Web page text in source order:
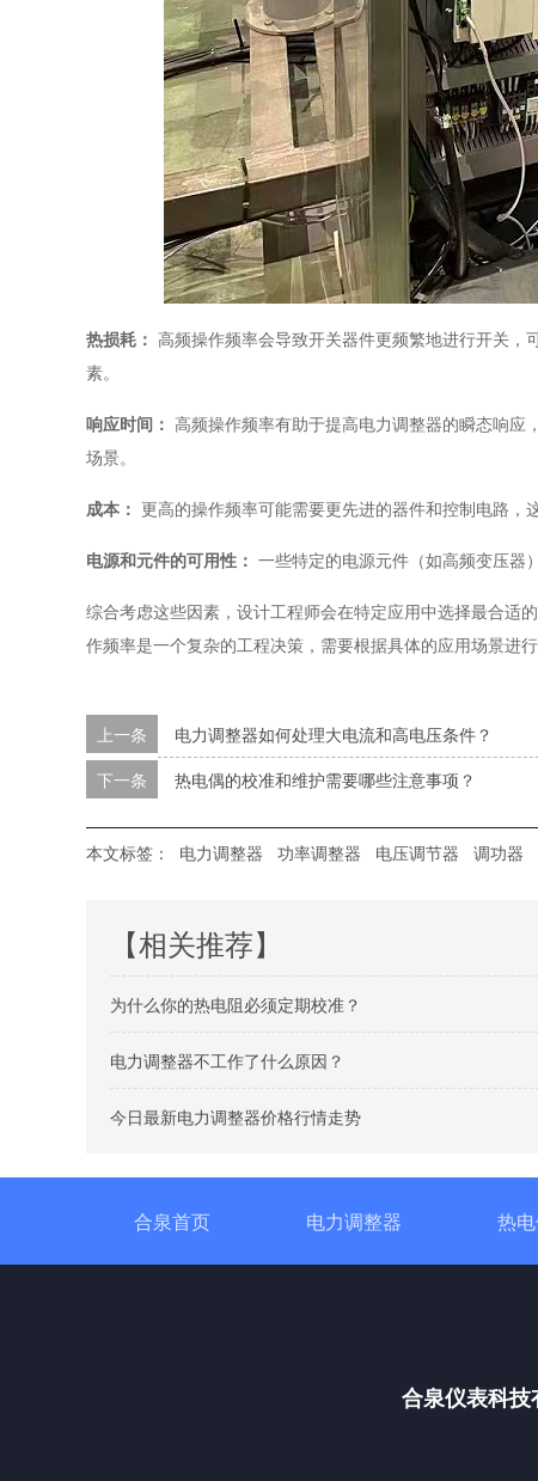
热损耗： 高频操作频率会导致开关器件更频繁地进行开关
素。
响应时间： 高频操作频率有助于提高电力调整器的瞬态响应
场景。
成本： 更高的操作频率可能需要更先进的器件和控制电路，
电源和元件的可用性： 一些特定的电源元件（如高频变压器
综合考虑这些因素，设计工程师会在特定应用中选择最合适
作频率是一个复杂的工程决策，需要根据具体的应用场景进行
上一条
电力调整器如何处理大电流和高电压条件？
下一条 热电偶的校准和维护需要哪些注意事项？
本文标签： 电力调整器 功率调整器 电压调节器 调功器
【相关推荐】
为什么你的热电阻必须定期校准？
电力调整器不工作了什么原因？
今日最新电力调整器价格行情走势
合泉首页 电力调整器 热
合泉仪表科技